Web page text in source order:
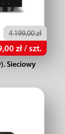
4 199,00 zł
zł / szt.
Sieciowy